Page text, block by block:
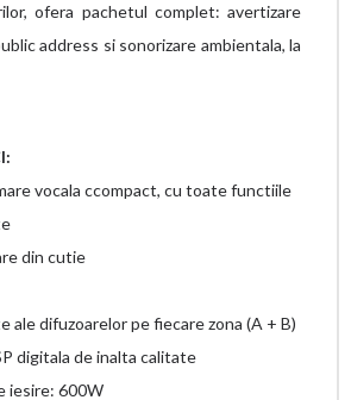
ofera pachetul complet: avertizare
address si sonorizare ambientala, la
vocala ccompact, cu toate functiile
din cutie
difuzoarelor pe fiecare zona (A + B)
digitala de inalta calitate
iesire: 600W